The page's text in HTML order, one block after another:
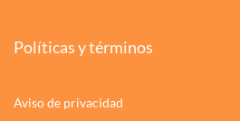
Políticas y términos
Aviso de privacidad